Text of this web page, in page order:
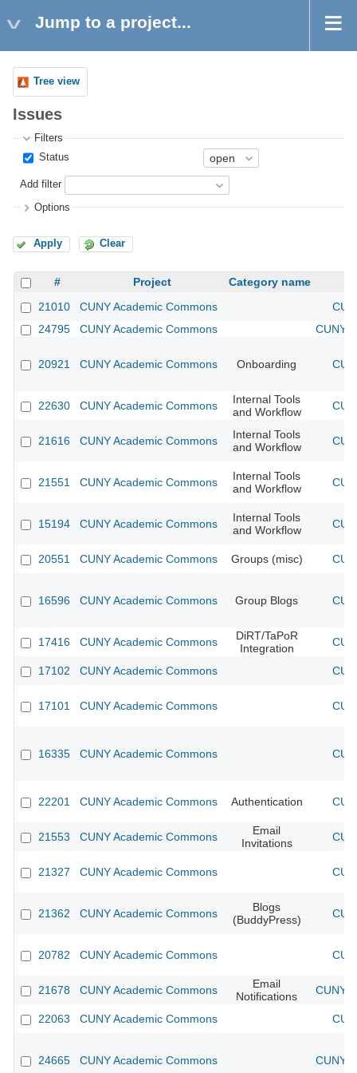
Jump to a project...
Tree view
Issues
Filters
Status
Add filter
Options
Apply Clear
# Project
Category name
21010
CUNY Academic Commons
24795
CUNY Academic Commons CUNY
20921 CUNY Academic Commons Onboarding
22630 CUNY Academic Commons
Internal Tools
and Workflow
21616 CUNY Academic Commons
Internal Tools
and Workflow
21551 CUNY Academic Commons
Internal Tools
and Workflow
15194 CUNY Academic Commons
Internal Tools
and Workflow
20551 CUNY Academic Commons Groups (misc)
16596 CUNY Academic Commons Group Blogs
17416 CUNY Academic Commons
DiRT/TaPoR
Integration
17102 CUNY Academic Commons
17101 CUNY Academic Commons
16335 CUNY Academic Commons
22201 CUNY Academic Commons Authentication
21553 CUNY Academic Commons
Email
Invitations
21327 CUNY Academic Commons
21362 CUNY Academic Commons
Blogs
(BuddyPress)
20782 CUNY Academic Commons
21678 CUNY Academic Commons
Email
Notifications
CUNY
22063 CUNY Academic Commons
24665 CUNY Academic Commons CUNY